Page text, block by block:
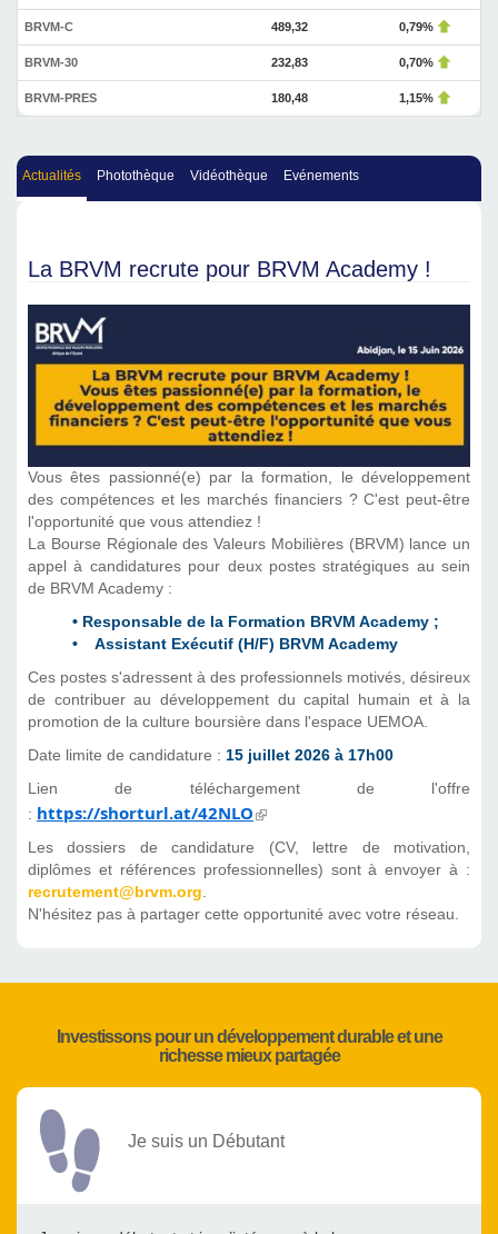
BRVM-C 489,32 0,79%
BRVM-30 232,83 0,70%
BRVM-PRES 180,48 1,15%
Actualités Photothèque Vidéothèque Evénements
La BRVM recrute pour BRVM Academy !
Vous êtes passionné(e) par la formation, le développement
des compétences et les marchés financiers ? C'est peut-être
l'opportunité que vous attendiez !
La Bourse Régionale des Valeurs Mobilières (BRVM) lance un
appel à candidatures pour deux postes stratégiques au sein
de BRVM Academy :
• Responsable de la Formation BRVM Academy ;
• Assistant Exécutif (H/F) BRVM Academy
Ces postes s'adressent à des professionnels motivés, désireux
de contribuer au développement du capital humain et à la
promotion de la culture boursière dans l'espace UEMOA.
Date limite de candidature : 15 juillet 2026 à 17h00
Lien de téléchargement de l'offre
: https://shorturl.at/42NLO (link is external)
Les dossiers de candidature (CV, lettre de motivation,
diplômes et références professionnelles) sont à envoyer à :
recrutement@brvm.org.
N'hésitez pas à partager cette opportunité avec votre réseau.
Investissons pour un développement durable et une
richesse mieux partagée
Je suis un Débutant